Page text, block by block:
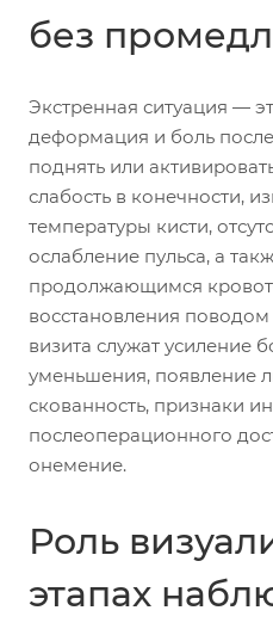
без
Экстренная ситуация —
деформация и боль
поднять или
слабость в конечности,
температуры кисти,
ослабление пульса, а
продолжающимся
восстановления
визита служат усиление
уменьшения, появление
скованность, признаки
послеоперационного
онемение.
Роль
этапах